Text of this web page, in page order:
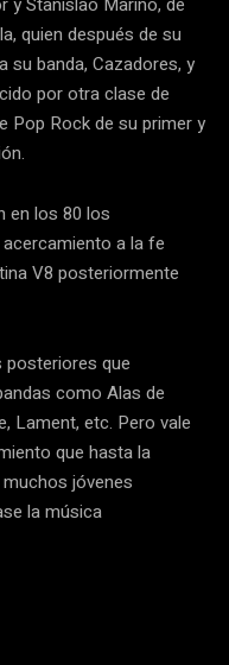
quien después de su
su banda, Cazadores, y
por otra clase de
Pop Rock de su primer y
en los 80 los
a la fe
V8 posteriormente
posteriores que
como Alas de
Lament, etc. Pero vale
que hasta la
jóvenes
la música